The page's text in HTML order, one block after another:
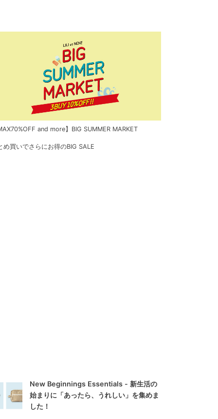
and more】BIG SUMMER MARKET
め買いでさらにお得のBIG SALE
New Beginnings Essentials - 新生活の
始まりに「あったら、うれしい」を集めま
した！